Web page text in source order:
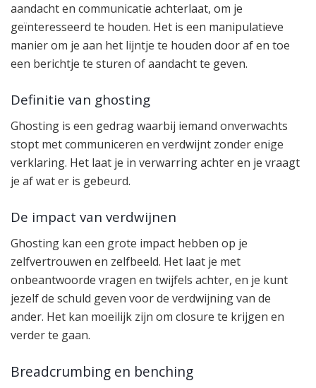
aandacht en communicatie achterlaat, om je
geïnteresseerd te houden. Het is een manipulatieve
manier om je aan het lijntje te houden door af en toe
een berichtje te sturen of aandacht te geven.
Definitie van ghosting
Ghosting is een gedrag waarbij iemand onverwachts
stopt met communiceren en verdwijnt zonder enige
verklaring. Het laat je in verwarring achter en je vraagt
je af wat er is gebeurd.
De impact van verdwijnen
Ghosting kan een grote impact hebben op je
zelfvertrouwen en zelfbeeld. Het laat je met
onbeantwoorde vragen en twijfels achter, en je kunt
jezelf de schuld geven voor de verdwijning van de
ander. Het kan moeilijk zijn om closure te krijgen en
verder te gaan.
Breadcrumbing en benching